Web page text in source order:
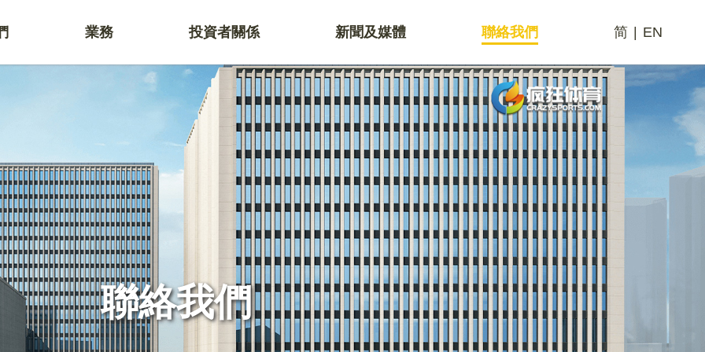
業務 投資者關係 新聞及媒體 聯絡我們 简 EN
聯絡我們